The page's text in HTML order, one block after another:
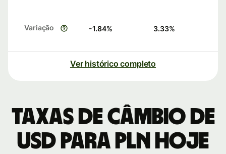
Variação -1.84% 3.33%
Ver histórico completo
Taxas de câmbio de
USD para PLN hoje